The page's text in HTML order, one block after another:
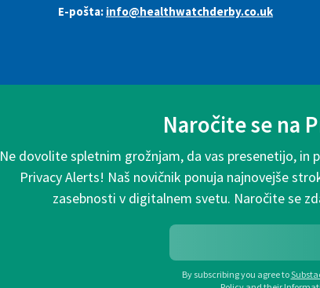
E-pošta: info@healthwatchderby.co.uk
Naročite se na
Ne dovolite spletnim grožnjam, da vas presenetijo,
Privacy Alerts! Naš novičnik ponuja najnovejše
zasebnosti v digitalnem svetu. Naročite se
By subscribing you agree to